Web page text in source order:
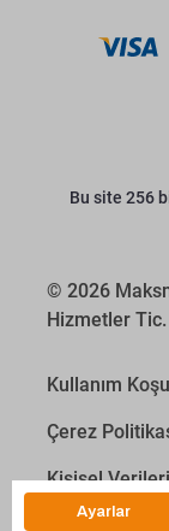
Bu site 256
© 2026
Hizmetler Tic.
Kullanım
Çerez
Kişisel
İletişim